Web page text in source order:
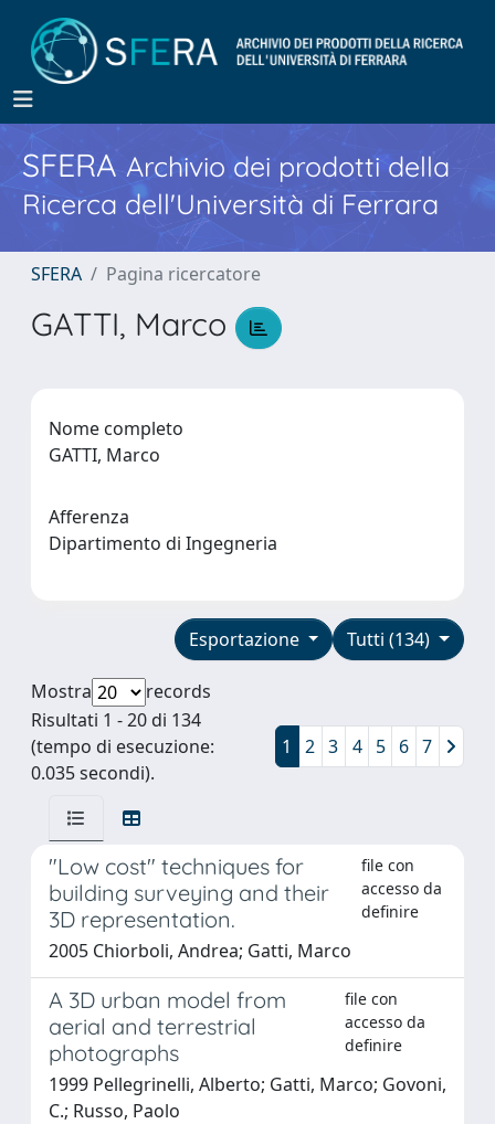
SFERA Archivio dei prodotti della
Ricerca dell'Università di Ferrara
SFERA Pagina ricercatore
GATTI, Marco
Nome completo
GATTI, Marco
Afferenza
Dipartimento di Ingegneria
Tutti (134)
Esportazione
Mostra
records
Risultati 1 - 20 di 134
(tempo di esecuzione:
0.035 secondi).
1 2 3 4 5 6 7
"Low cost" techniques for
building surveying and their
3D representation.
file con
accesso da
definire
2005 Chiorboli, Andrea; Gatti, Marco
A 3D urban model from
aerial and terrestrial
photographs
file con
accesso da
definire
1999 Pellegrinelli, Alberto; Gatti, Marco; Govoni,
C.; Russo, Paolo